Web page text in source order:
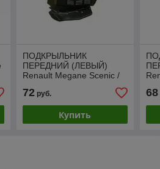
ПОДКРЫЛЬНИК
ПЕРЕДНИЙ (ЛЕВЫЙ)
Renault Megane Scenic /
72руб.
Купить
68